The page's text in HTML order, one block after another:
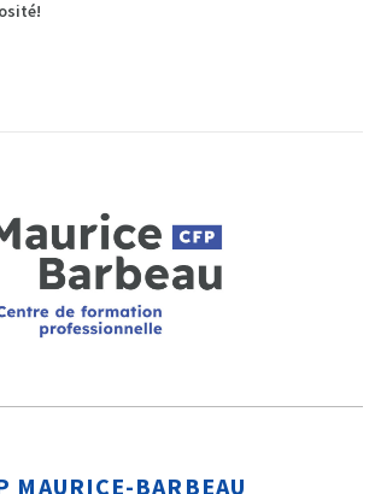
MAURICE-BARBEAU